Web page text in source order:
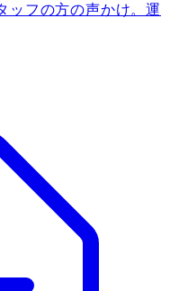
ッフの方の声かけ。運